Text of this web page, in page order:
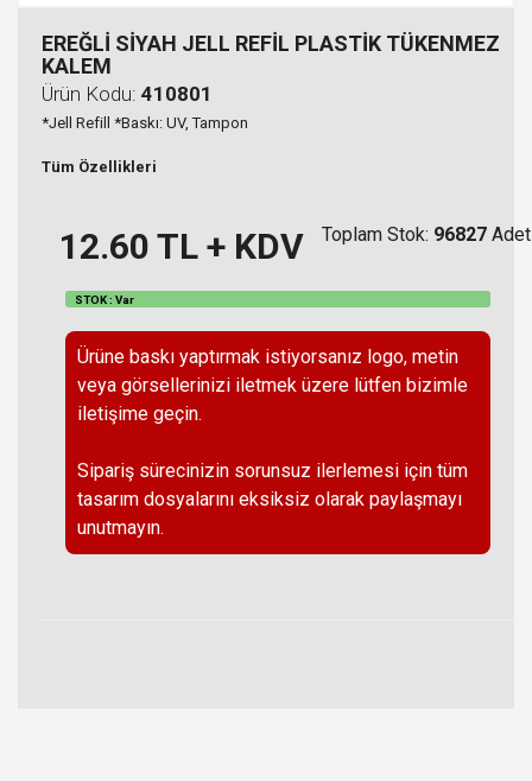
EREĞLİ SİYAH JELL REFİL PLASTİK TÜKENMEZ
KALEM
Ürün Kodu: 410801
*Jell Refill *Baskı: UV, Tampon
Tüm Özellikleri
12.60 TL + KDV Toplam Stok: 96827 Adet
STOK : Var
Ürüne baskı yaptırmak istiyorsanız logo, metin
veya görsellerinizi iletmek üzere lütfen bizimle
iletişime geçin.
Sipariş sürecinizin sorunsuz ilerlemesi için tüm
tasarım dosyalarını eksiksiz olarak paylaşmayı
unutmayın.